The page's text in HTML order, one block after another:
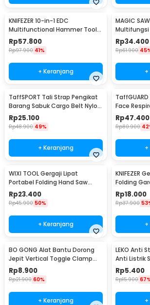
KNIFEZER 10-in-1 EDC
Multifunctional Hammer Tool
for Camping Survival - WL-
9003
Rp57.800
Rp97.900 41%
+ Keranjang
MAGIC
Kayu Besi
Rp34.400
Rp61.900
TaffSPORT Tali Strap Pengikat
Barang Sabuk Cargo Belt Nylon
5M - XR2
Rp25.100
Rp48.900 49%
+ Keranjang
Face
Aktif KN95 -
Rp47.400
Rp80.900
WIXI TOOL Gergaji Lipat
Portabel Folding Hand Saw
39cm - JSZ-002
Rp23.400
Rp45.900 50%
+ Keranjang
KNIFEZER
Folding
LA145
Rp18.000
Rp37.900
BO GONG Alat Bantu Dorong
Jepit Vertical Toggle Clamp
Hold Down Handle - GH-13009
Rp8.900
Rp21.900 60%
+ Keranjang
LEKO Anti
Anti Listrik
Rp5.400
Rp15.900